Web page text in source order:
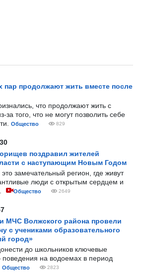
пар продолжают жить вместе после
что продолжают жить с
того, что не могут позволить себе
Общество 829
поздравил жителей
с наступающим Новым Годом
замечательный регион, где живут
люди с открытым сердцем и
Общество 2649
МЧС Волжского района провели
с учениками образовательного
город»
до школьников ключевые
поведения на водоемах в период
Общество 2823